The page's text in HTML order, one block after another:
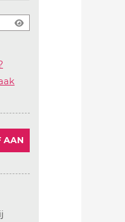
AAN